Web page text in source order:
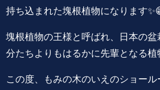
持ち込まれた塊根植物になります
塊根植物の王様と呼ばれ、日本の盆
分たちよりもはるかに先輩となる植
この度、もみの木のいえのショール